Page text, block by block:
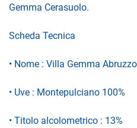
Gemma Cerasuolo.
Scheda Tecnica
• Nome : Villa Gemma
• Uve : Montepulciano 100%
• Titolo alcolometrico : 13%